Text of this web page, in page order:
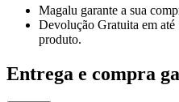
Magalu garante a sua
Devolução Gratuita em até
produto.
Entrega e compra